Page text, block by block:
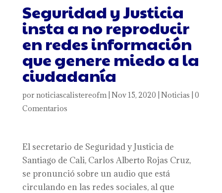
Seguridad y Justicia
insta a no reproducir
en redes información
que genere miedo a la
ciudadanía
por noticiascalistereofm| Nov 15, 2020 Noticias 0
Comentarios
El secretario de Seguridad y Justicia de
Santiago de Cali, Carlos Alberto Rojas Cruz,
se pronunció sobre un audio que está
circulando en las redes sociales, al que